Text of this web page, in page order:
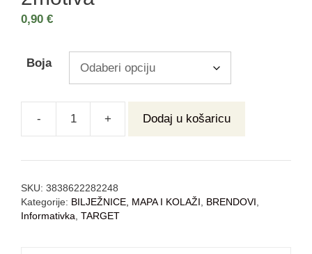
0,90 €
Boja
- + Dodaj u košaricu
SKU: 3838622282248
Kategorije: BILJEŽNICE, MAPA I KOLAŽI BRENDOVI
Informativka TARGET